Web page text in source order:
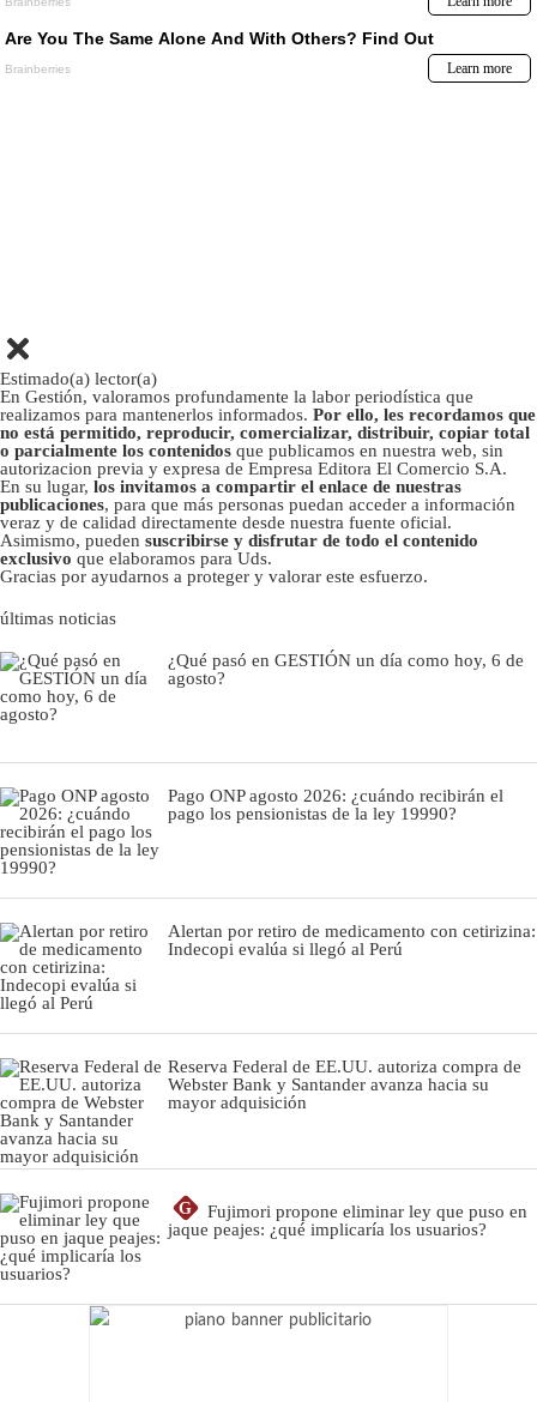
Estimado(a) lector(a)
En Gestión, valoramos profundamente la labor periodística que
realizamos para mantenerlos informados. Por ello, les recordamos que
no está permitido, reproducir, comercializar, distribuir, copiar total
o parcialmente los contenidos que publicamos en nuestra web, sin
autorizacion previa y expresa de Empresa Editora El Comercio S.A.
En su lugar, los invitamos a compartir el enlace de nuestras
publicaciones, para que más personas puedan acceder a información
veraz y de calidad directamente desde nuestra fuente oficial.
Asimismo, pueden suscribirse y disfrutar de todo el contenido
exclusivo que elaboramos para Uds.
Gracias por ayudarnos a proteger y valorar este esfuerzo.
últimas noticias
¿Qué pasó en GESTIÓN un día como hoy, 6 de
agosto?
Pago ONP agosto 2026: ¿cuándo recibirán el
pago los pensionistas de la ley 19990?
Alertan por retiro de medicamento con cetirizina:
Indecopi evalúa si llegó al Perú
Reserva Federal de EE.UU. autoriza compra de
Webster Bank y Santander avanza hacia su
mayor adquisición
G
Fujimori propone eliminar ley que puso en
jaque peajes: ¿qué implicaría los usuarios?